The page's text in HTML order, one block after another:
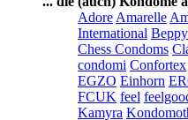
Adore Amarelle
International Beppy
Chess Condoms
condomi Confortex
EGZO Einhorn
FCUK feel
Kamyra